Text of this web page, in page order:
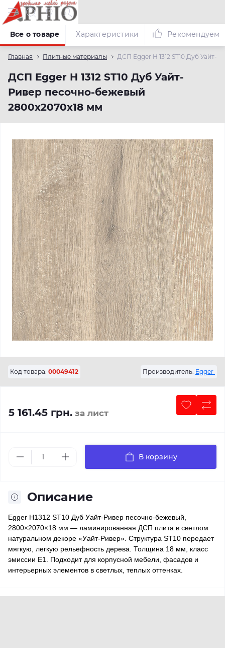
Главная Плитные материалы ДСП Egger H 1312 ST10 Дуб Уайт-
ДСП Egger H 1312 ST10 Дуб Уайт-
Ривер песочно-бежевый
2800х2070х18 мм
Все о товаре Характеристики Рекомендуем
Код товара: 00049412 Производитель: Egger
5 161.45 грн. за лист
В корзину
Описание
Egger H1312 ST10 Дуб Уайт-Ривер песочно-бежевый,
2800×2070×18 мм — ламинированная ДСП плита в светлом
натуральном декоре «Уайт-Ривер». Структура ST10 передает
мягкую, легкую рельефность дерева. Толщина 18 мм, класс
эмиссии E1. Подходит для корпусной мебели, фасадов и
интерьерных элементов в светлых, теплых оттенках.